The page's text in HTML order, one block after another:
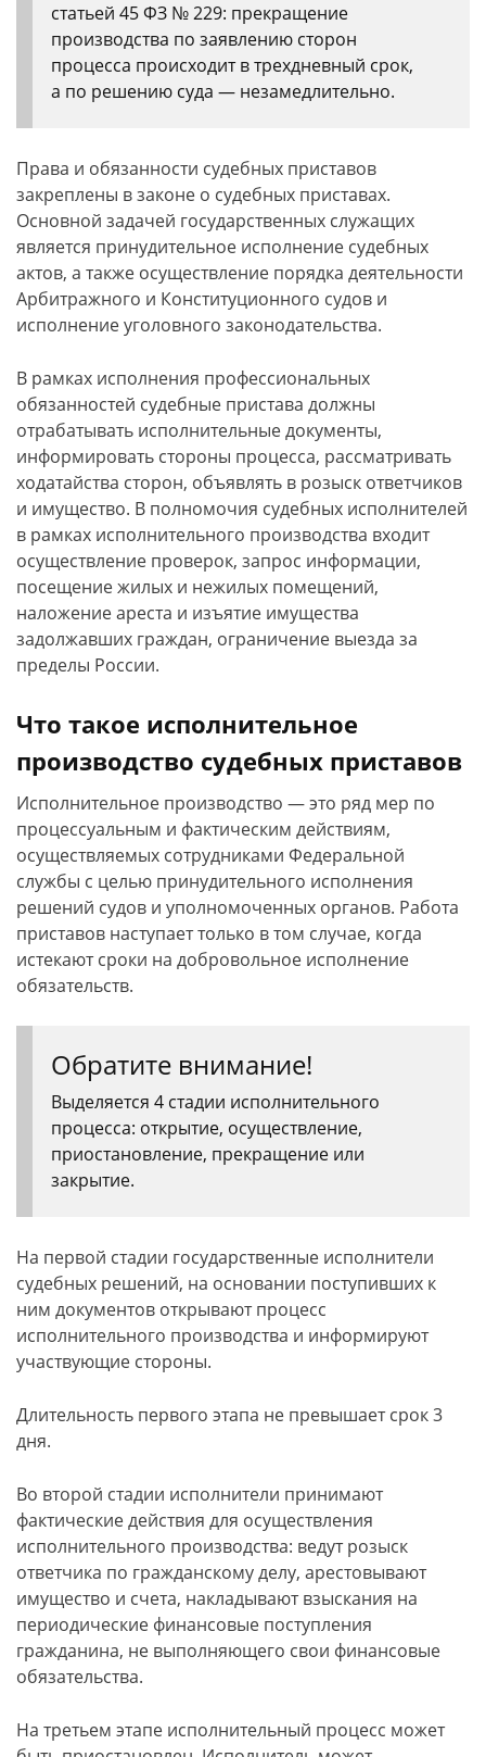
статьей 45 ФЗ № 229: прекращение
производства по заявлению сторон
процесса происходит в трехдневный срок,
а по решению суда — незамедлительно.
Права и обязанности судебных приставов
закреплены в законе о судебных приставах.
Основной задачей государственных служащих
является принудительное исполнение судебных
актов, а также осуществление порядка деятельности
Арбитражного и Конституционного судов и
исполнение уголовного законодательства.
В рамках исполнения профессиональных
обязанностей судебные пристава должны
отрабатывать исполнительные документы,
информировать стороны процесса, рассматривать
ходатайства сторон, объявлять в розыск ответчиков
и имущество. В полномочия судебных исполнителей
в рамках исполнительного производства входит
осуществление проверок, запрос информации,
посещение жилых и нежилых помещений,
наложение ареста и изъятие имущества
задолжавших граждан, ограничение выезда за
пределы России.
Что такое исполнительное
производство судебных приставов
Исполнительное производство — это ряд мер по
процессуальным и фактическим действиям,
осуществляемых сотрудниками Федеральной
службы с целью принудительного исполнения
решений судов и уполномоченных органов. Работа
приставов наступает только в том случае, когда
истекают сроки на добровольное исполнение
обязательств.
Обратите внимание!
Выделяется 4 стадии исполнительного
процесса: открытие, осуществление,
приостановление, прекращение или
закрытие.
На первой стадии государственные исполнители
судебных решений, на основании поступивших к
ним документов открывают процесс
исполнительного производства и информируют
участвующие стороны.
Длительность первого этапа не превышает срок 3
дня.
Во второй стадии исполнители принимают
фактические действия для осуществления
исполнительного производства: ведут розыск
ответчика по гражданскому делу, арестовывают
имущество и счета, накладывают взыскания на
периодические финансовые поступления
гражданина, не выполняющего свои финансовые
обязательства.
На третьем этапе исполнительный процесс может